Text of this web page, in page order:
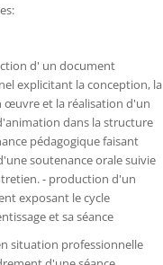
d' un document
explicitant la conception, la
œuvre et la réalisation d'un
dans la structure
pédagogique faisant
soutenance orale suivie
- production d'un
exposant le cycle
et sa séance
situation professionnelle